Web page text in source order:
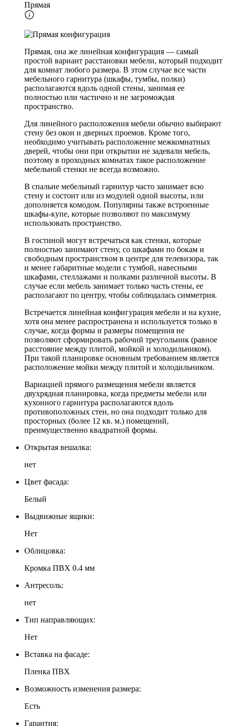
Прямая
Прямая, она же линейная конфигурация — самый
простой вариант расстановки мебели, который подходит
для комнат любого размера. В этом случае все части
мебельного гарнитура (шкафы, тумбы, полки)
располагаются вдоль одной стены, занимая ее
полностью или частично и не загромождая
пространство.
Для линейного расположения мебели обычно выбирают
стену без окон и дверных проемов. Кроме того,
необходимо учитывать расположение межкомнатных
дверей, чтобы они при открытии не задевали мебель,
поэтому в проходных комнатах такое расположение
мебельной стенки не всегда возможно.
В спальне мебельный гарнитур часто занимает всю
стену и состоит или из модулей одной высоты, или
дополняется комодом. Популярны также встроенные
шкафы-купе, которые позволяют по максимуму
использовать пространство.
В гостиной могут встречаться как стенки, которые
полностью занимают стену, со шкафами по бокам и
свободным пространством в центре для телевизора, так
и менее габаритные модели с тумбой, навесными
шкафами, стеллажами и полками различной высоты. В
случае если мебель занимает только часть стены, ее
располагают по центру, чтобы соблюдалась симметрия.
Встречается линейная конфигурация мебели и на кухне,
хотя она менее распространена и используется только в
случае, когда формы и размеры помещения не
позволяют сформировать рабочий треугольник (равное
расстояние между плитой, мойкой и холодильником).
При такой планировке основным требованием является
расположение мойки между плитой и холодильником.
Вариацией прямого размещения мебели является
двухрядная планировка, когда предметы мебели или
кухонного гарнитура располагаются вдоль
противоположных стен, но она подходит только для
просторных (более 12 кв. м.) помещений,
преимущественно квадратной формы.
Открытая вешалка:
нет
Цвет фасада:
Белый
Выдвижные ящики:
Нет
Облицовка:
Кромка ПВХ 0.4 мм
Антресоль:
нет
Тип направляющих:
Нет
Вставка на фасаде:
Пленка ПВХ
Возможность изменения размера:
Есть
Гарантия: